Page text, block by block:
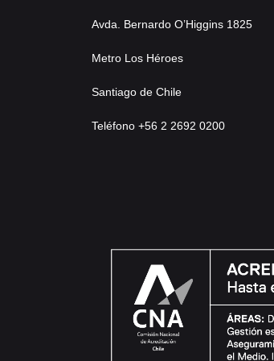
Avda. Bernardo O’Higgins 1825
Metro Los Héroes
Santiago de Chile
Teléfono +56 2 2692 0200